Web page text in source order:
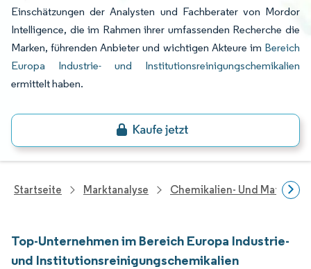
Einschätzungen der Analysten und Fachberater von Mordor
Intelligence, die im Rahmen ihrer umfassenden Recherche die
Marken, führenden Anbieter und wichtigen Akteure im Bereich
Europa Industrie- und Institutionsreinigungschemikalien
ermittelt haben.
Startseite Marktanalyse Chemikalien- Und
Top-Unternehmen im Bereich Europa Industrie-
und Institutionsreinigungschemikalien